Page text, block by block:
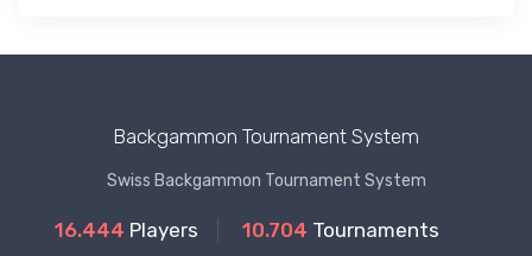
Backgammon Tournament System
Swiss Backgammon Tournament System
16.444 Players 10.704 Tournaments